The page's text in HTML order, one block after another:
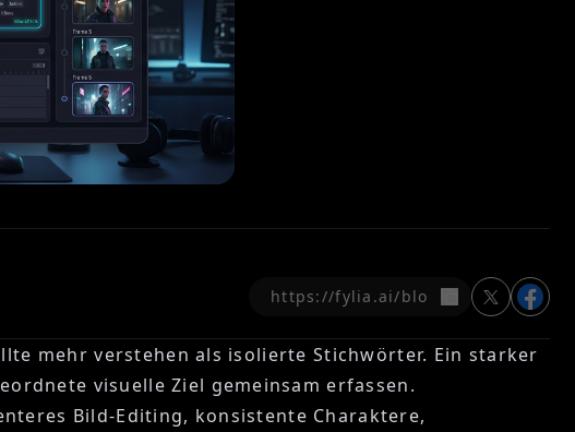
Kopieren
mehr verstehen als isolierte Stichwörter. Ein starker
visuelle Ziel gemeinsam erfassen.
Bild-Editing, konsistente Charaktere,